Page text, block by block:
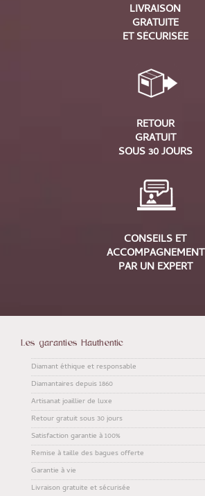
LIVRAISON
GRATUITE
ET SÉCURISÉE
RETOUR
GRATUIT
SOUS 30 JOURS
CONSEILS ET
ACCOMPAGNEMENT
PAR UN EXPERT
Les garanties Hauthentic
Diamant éthique et responsable
Diamantaires depuis 1860
Artisanat joaillier de luxe
Retour gratuit sous 30 jours
Satisfaction garantie à 100%
Remise à taille des bagues offerte
Garantie à vie
Livraison gratuite et sécurisée